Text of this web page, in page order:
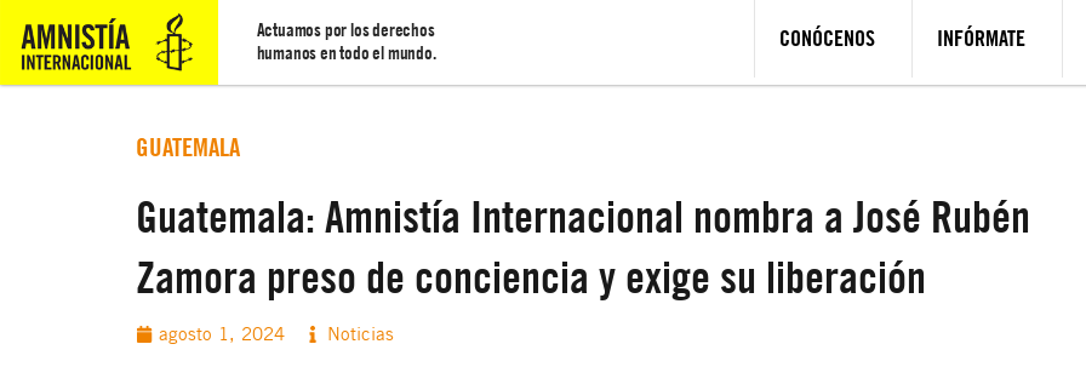
Actuamos por los derechos
humanos en todo el mundo.
CONÓCENOS INFÓRMATE
GUATEMALA
Guatemala: Amnistía Internacional nombra a José Rubén
Zamora preso de conciencia y exige su liberación
agosto 1, 2024 Noticias